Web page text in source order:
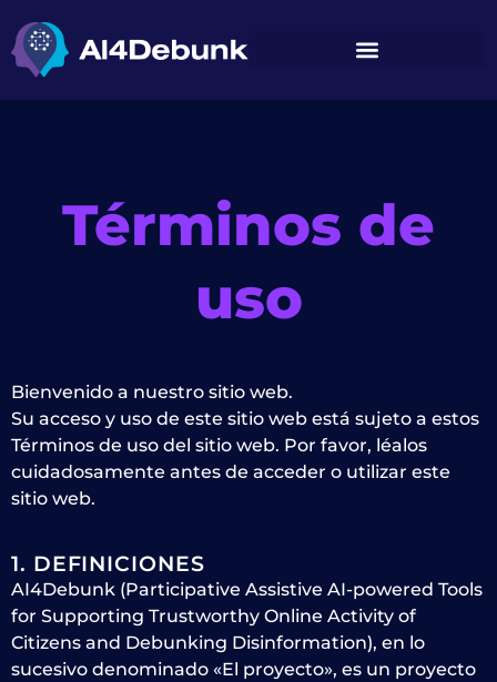
Términos de
uso
Bienvenido a nuestro sitio web.
Su acceso y uso de este sitio web está sujeto a estos
Términos de uso del sitio web. Por favor, léalos
cuidadosamente antes de acceder o utilizar este
sitio web.
1. DEFINICIONES
AI4Debunk (Participative Assistive AI-powered Tools
for Supporting Trustworthy Online Activity of
Citizens and Debunking Disinformation), en lo
sucesivo denominado «El proyecto», es un proyecto